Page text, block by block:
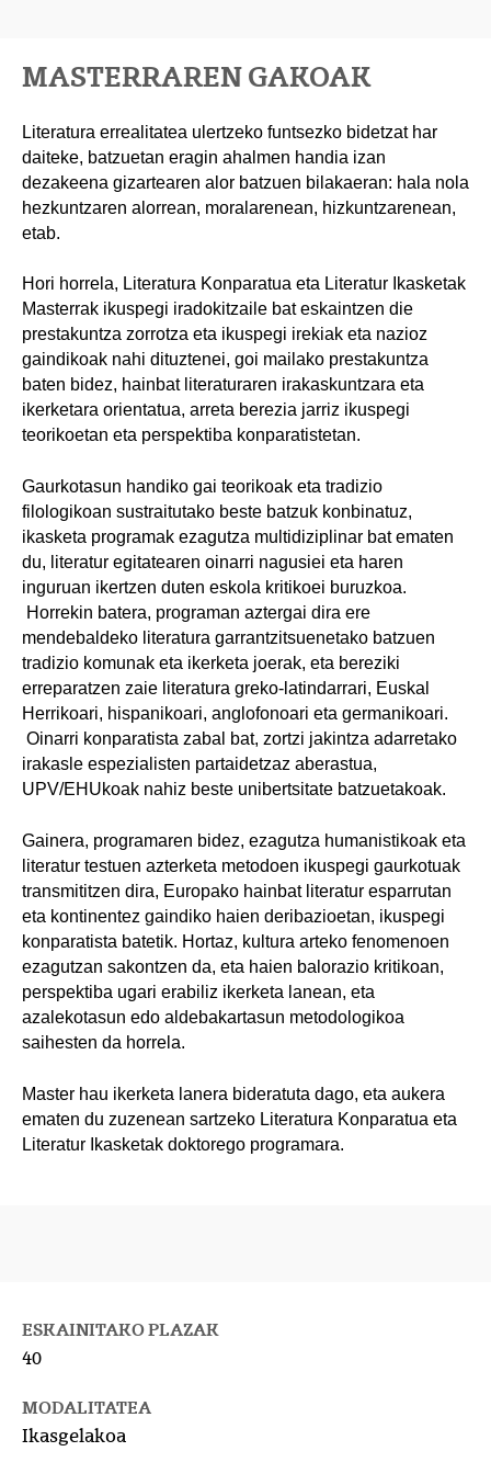
MASTERRAREN GAKOAK
Literatura errealitatea ulertzeko funtsezko bidetzat har
daiteke, batzuetan eragin ahalmen handia izan
dezakeena gizartearen alor batzuen bilakaeran: hala nola
hezkuntzaren alorrean, moralarenean, hizkuntzarenean,
etab.
Hori horrela, Literatura Konparatua eta Literatur Ikasketak
Masterrak ikuspegi iradokitzaile bat eskaintzen die
prestakuntza zorrotza eta ikuspegi irekiak eta nazioz
gaindikoak nahi dituztenei, goi mailako prestakuntza
baten bidez, hainbat literaturaren irakaskuntzara eta
ikerketara orientatua, arreta berezia jarriz ikuspegi
teorikoetan eta perspektiba konparatistetan.
Gaurkotasun handiko gai teorikoak eta tradizio
filologikoan sustraitutako beste batzuk konbinatuz,
ikasketa programak ezagutza multidiziplinar bat ematen
du, literatur egitatearen oinarri nagusiei eta haren
inguruan ikertzen duten eskola kritikoei buruzkoa.
Horrekin batera, programan aztergai dira ere
mendebaldeko literatura garrantzitsuenetako batzuen
tradizio komunak eta ikerketa joerak, eta bereziki
erreparatzen zaie literatura greko-latindarrari, Euskal
Herrikoari, hispanikoari, anglofonoari eta germanikoari.
Oinarri konparatista zabal bat, zortzi jakintza adarretako
irakasle espezialisten partaidetzaz aberastua,
UPV/EHUkoak nahiz beste unibertsitate batzuetakoak.
Gainera, programaren bidez, ezagutza humanistikoak eta
literatur testuen azterketa metodoen ikuspegi gaurkotuak
transmititzen dira, Europako hainbat literatur esparrutan
eta kontinentez gaindiko haien deribazioetan, ikuspegi
konparatista batetik. Hortaz, kultura arteko fenomenoen
ezagutzan sakontzen da, eta haien balorazio kritikoan,
perspektiba ugari erabiliz ikerketa lanean, eta
azalekotasun edo aldebakartasun metodologikoa
saihesten da horrela.
Master hau ikerketa lanera bideratuta dago, eta aukera
ematen du zuzenean sartzeko Literatura Konparatua eta
Literatur Ikasketak doktorego programara.
ESKAINITAKO PLAZAK
40
MODALITATEA
Ikasgelakoa